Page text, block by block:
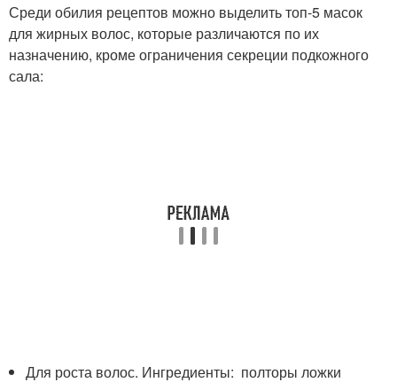
Среди обилия рецептов можно выделить топ-5 масок
для жирных волос, которые различаются по их
назначению, кроме ограничения секреции подкожного
сала:
Для роста волос. Ингредиенты: полторы ложки